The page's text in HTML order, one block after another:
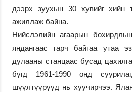
дээрх зуухын 30 хувийг хийн
ажиллаж байна.
Нийслэлийн агаарын
яндангаас гарч байгаа утаа
дулааны станцаас бусад
бүгд 1961-1990 онд
шүүлтүүрүүд нь хуучирчээ.